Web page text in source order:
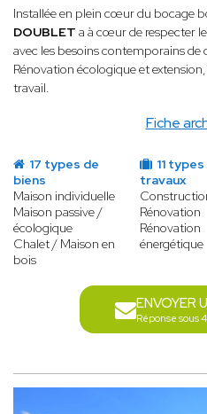
Fiche
Installée en plein cœur du bocage
DOUBLET a à cœur de respecter
avec les besoins contemporains de
Rénovation écologique et
travail.
17 types de
biens
Maison individuelle
Maison passive /
écologique
Chalet / Maison en
bois
11
travaux
Rénovation
Rénovation
énergétique
ENVOYER
Réponse sous